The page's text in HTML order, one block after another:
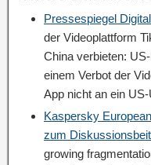
Pressespiegel
der Videoplattform
China verbieten:
einem Verbot der
App nicht an ein
Kaspersky
zum
growing